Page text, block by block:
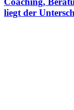
liegt der